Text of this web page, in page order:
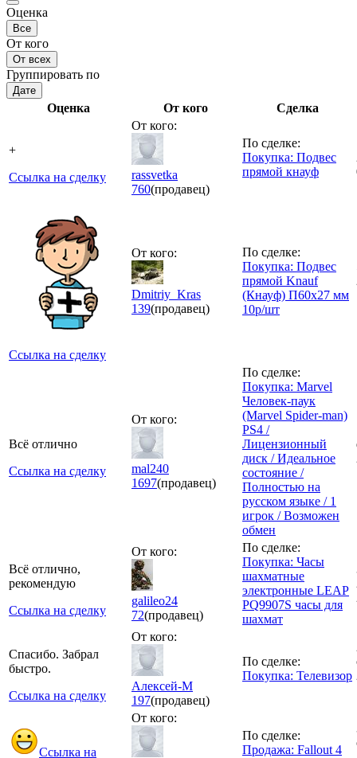
Оценка
Все
От кого
От всех
Группировать по
Дате
Оценка От кого Сделка
+
Ссылка на сделку
От кого:
rassvetka
760(продавец)
По сделке:
Покупка: Подвес
прямой кнауф
Ссылка на сделку
От кого:
Dmitriy_Kras
139(продавец)
По сделке:
Покупка: Подвес
прямой Knauf
(Кнауф) П60х27 мм
10р/шт
Всё отлично
Ссылка на сделку
От кого:
mal240
1697(продавец)
По сделке:
Покупка: Marvel
Человек-паук
(Marvel Spider-man)
PS4 /
Лицензионный
диск / Идеальное
состояние /
Полностью на
русском языке / 1
игрок / Возможен
обмен
Всё отлично,
рекомендую
Ссылка на сделку
От кого:
galileo24
72(продавец)
По сделке:
Покупка: Часы
шахматные
электронные LEAP
PQ9907S часы для
шахмат
Спасибо. Забрал
быстро.
Ссылка на сделку
От кого:
Алексей-М
197(продавец)
По сделке:
Покупка: Телевизор
Ссылка на
От кого:
По сделке:
Продажа: Fallout 4